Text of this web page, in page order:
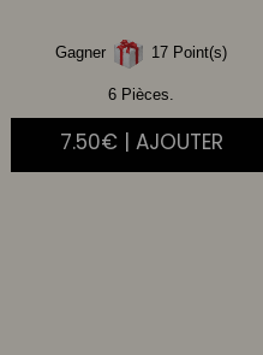
Gagner 17 Point(s)
6 Pièces.
7.50€ | AJOUTER